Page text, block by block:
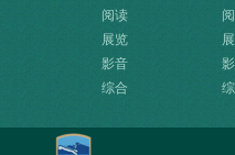
阅读
展览
影音
综合